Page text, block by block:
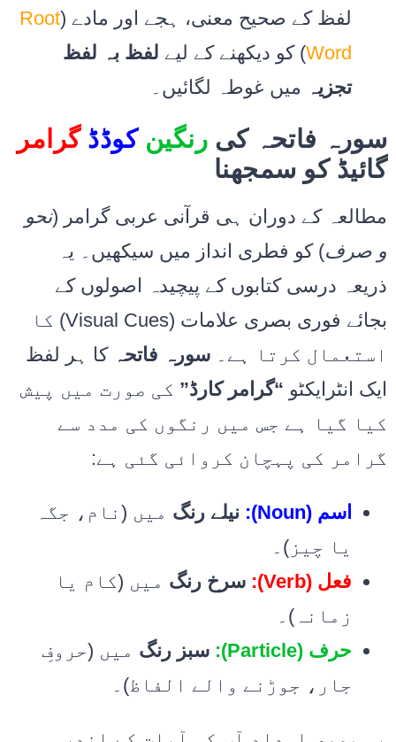
لفظ کے صحیح معنی، ہجے اور مادے (Root
Word) کو دیکھنے کے لیے لفظ بہ لفظ
تجزیہ میں غوطہ لگائیں۔
سورہ فاتحہ کی رنگین کوڈڈ گرامر
گائیڈ کو سمجھنا
مطالعہ کے دوران ہی قرآنی عربی گرامر (نحو
و صرف) کو فطری انداز میں سیکھیں۔ یہ
ذریعہ درسی کتابوں کے پیچیدہ اصولوں کے
بجائے فوری بصری علامات (Visual Cues) کا
استعمال کرتا ہے۔ سورہ فاتحہ کا ہر لفظ
ایک انٹرایکٹو “گرامر کارڈ” کی صورت میں پیش
کیا گیا ہے جس میں رنگوں کی مدد سے
گرامر کی پہچان کروائی گئی ہے:
اسم (Noun): نیلے رنگ میں (نام، جگہ
یا چیز)۔
فعل (Verb):
سرخ رنگ میں (کام یا
زمانہ)۔
حرف (Particle):
سبز رنگ میں (حروفِ
جار، جوڑنے والے الفاظ)۔